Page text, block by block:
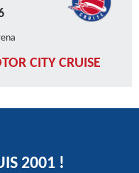
CITY CRUISE
2001 !